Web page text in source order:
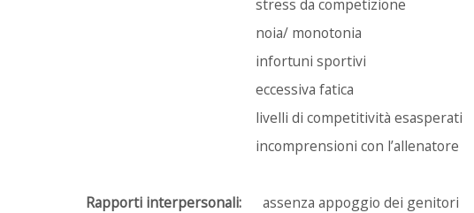
stress da competizione
noia/ monotonia
infortuni sportivi
eccessiva fatica
livelli di competitività esasperati
incomprensioni con l’allenatore
Rapporti interpersonali: assenza appoggio dei genitori